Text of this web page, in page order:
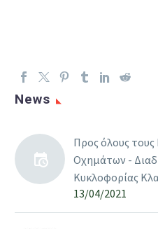
News
Προς όλους τους
Οχημάτων -
Kυκλοφορίας
13/04/2021